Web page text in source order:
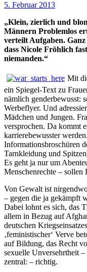
5. Februar 2013
„Klein, zierlich und
Männern Problemlos
verteiltAufgaben. Ganz
dass Nicole Fröhlich fast
niemanden.“
Mit
ein Spiegel-Text zu
nämlich genderbewusst:
Werbeflyer. Und
Mädchen und Jungen.
versprochen. Da kommt
karrierebewusster
Informationsbroschüren
Tarnkleidung und
Es geht ja nur um
Menschenrechte – sollen
Von Gewalt ist
– gegen die ja gekämpft
Dabei lohnt es sich, das
allem in Bezug auf
deutschen
‚feministischer‘ Verve
auf Bildung, das Recht
sexuelle Unversehrtheit
zentral: – richtig.